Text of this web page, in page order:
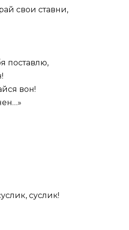
свои ставни,
поставлю,
вон!
суслик!